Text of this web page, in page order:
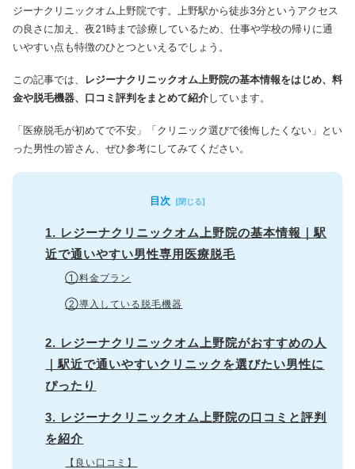
ジーナクリニックオム上野院です。
上野駅から徒歩3分というアクセス
の良さに加え、夜21時まで診療しているため、仕事や学校の帰りに通
いやすい点も特徴のひとつといえるでしょう。
この記事では、
レジーナクリニックオム上野院の基本情報をはじめ、料
金や脱毛機器、口コミ評判をまとめて紹介しています。
「医療脱毛が初めてで不安」「クリニック選びで後悔したくない」とい
った男性の皆さん、ぜひ参考にしてみてください。
目次
1. レジーナクリニックオム上野院の基本情報｜駅
近で通いやすい男性専用医療脱毛
①料金プラン
②導入している脱毛機器
2. レジーナクリニックオム上野院がおすすめの人
｜駅近で通いやすいクリニックを選びたい男性に
ぴったり
3. レジーナクリニックオム上野院の口コミと評判
を紹介
【良い口コミ】